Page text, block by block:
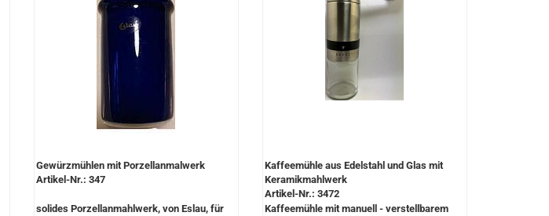
Gewürzmühlen mit Porzellanmalwerk
Artikel-Nr.: 347
solides Porzellanmahlwerk, von Eslau, für
Kaffeemühle aus Edelstahl und Glas mit
Keramikmahlwerk
Artikel-Nr.: 3472
Kaffeemühle mit manuell - verstellbarem